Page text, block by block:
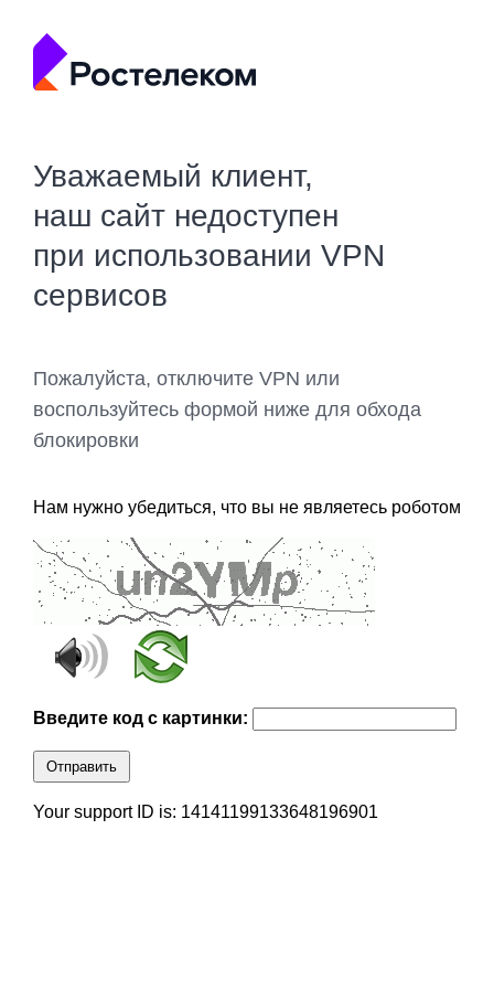
Уважаемый клиент,
наш сайт недоступен
при использовании VPN
сервисов
Пожалуйста, отключите VPN или
воспользуйтесь формой ниже для обхода
блокировки
Нам нужно убедиться, что вы не являетесь роботом
Введите код с картинки:
Отправить
Your support ID is: 14141199133648196901